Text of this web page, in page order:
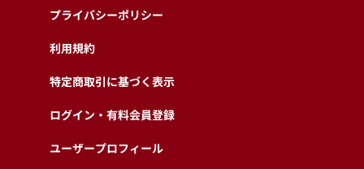
プライバシーポリシー
利用規約
特定商取引に基づく表示
ログイン・有料会員登録
ユーザープロフィール